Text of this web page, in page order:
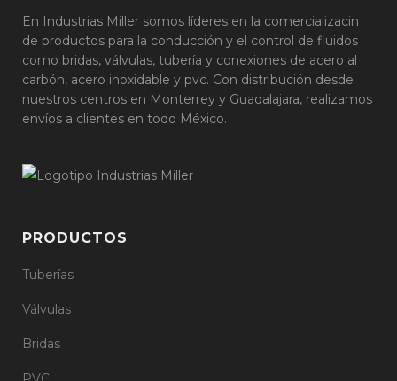
En Industrias Miller somos líderes en la comercializacin
de productos para la conducción y el control de fluidos
como bridas, válvulas, tubería y conexiones de acero al
carbón, acero inoxidable y pvc. Con distribución desde
nuestros centros en Monterrey y Guadalajara, realizamos
envíos a clientes en todo México.
PRODUCTOS
Tuberías
Válvulas
Bridas